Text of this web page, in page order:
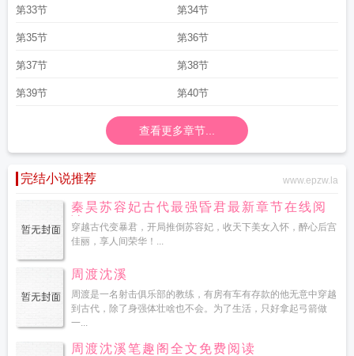
第33节 第34节
第35节 第36节
第37节 第38节
第39节 第40节
查看更多章节...
完结小说推荐 www.epzw.la
秦昊苏容妃古代最强昏君最新章节在线阅
读
穿越古代变暴君，开局推倒苏容妃，收天下美女入怀，醉心后宫
佳丽，享人间荣华！...
周渡沈溪
周渡是一名射击俱乐部的教练，有房有车有存款的他无意中穿越
到古代，除了身强体壮啥也不会。为了生活，只好拿起弓箭做
一...
周渡沈溪笔趣阁全文免费阅读